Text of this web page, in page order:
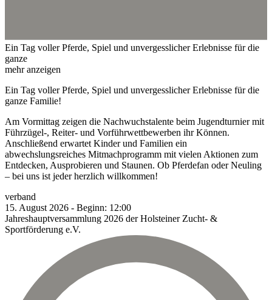
Ein Tag voller Pferde, Spiel und unvergesslicher Erlebnisse für die
ganze
mehr anzeigen
Ein Tag voller Pferde, Spiel und unvergesslicher Erlebnisse für die
ganze Familie!
Am Vormittag zeigen die Nachwuchstalente beim Jugendturnier mit
Führzügel-, Reiter- und Vorführwettbewerben ihr Können.
Anschließend erwartet Kinder und Familien ein
abwechslungsreiches Mitmachprogramm mit vielen Aktionen zum
Entdecken, Ausprobieren und Staunen. Ob Pferdefan oder Neuling
– bei uns ist jeder herzlich willkommen!
verband
15. August 2026 - Beginn: 12:00
Jahreshauptversammlung 2026 der Holsteiner Zucht- &
Sportförderung e.V.